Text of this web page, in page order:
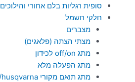
סופית רגליות בלם אחורי והילוכים
חלקי חשמל
מצברים
מצתי הצתה (פלאגים)
מתג off/on לכידון
מתג הפעלה מלא
מתג תואם מקורי ktm/husqvarna